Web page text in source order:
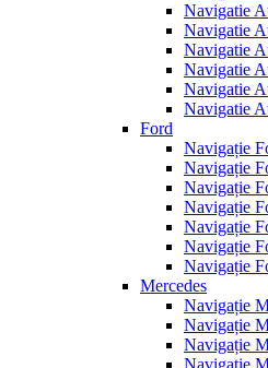
Navigatie
Navigatie
Navigatie
Navigatie
Navigatie
Navigatie
Ford
Navigație
Navigație
Navigație
Navigație
Navigație
Navigație
Navigație
Mercedes
Navigație
Navigație
Navigație